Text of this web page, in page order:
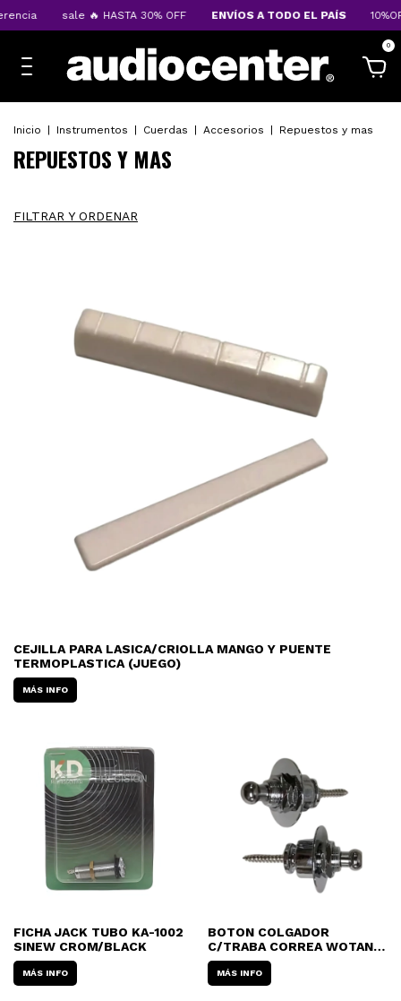
🔥 HASTA 30% OFF ENVÍOS A TODO EL PAÍS 10%OFF
0
Inicio Instrumentos Cuerdas Accesorios Repuestos y mas
REPUESTOS Y MAS
FILTRAR Y ORDENAR
CEJILLA PARA LASICA/CRIOLLA MANGO Y PUENTE
TERMOPLASTICA (JUEGO)
MÁS INFO
FICHA JACK TUBO KA-1002
SINEW CROM/BLACK
MÁS INFO
BOTON COLGADOR
C/TRABA CORREA WOTAN
CROMADO
MÁS INFO